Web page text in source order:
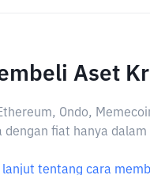
Aset
Ondo,
dengan fiat hanya dalam
lanjut tentang cara